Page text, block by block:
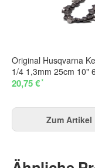
Original Husqvarna
1/4 1,3mm 25cm 10"
20,75 €*
Zum Artikel